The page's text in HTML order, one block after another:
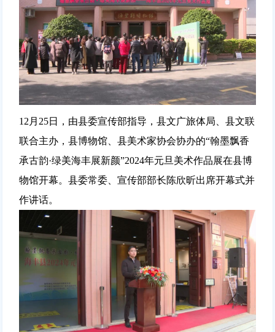
12月25日，由县委宣传部指导，县文广旅体局、县文联
联合主办，县博物馆、县美术家协会协办的“翰墨飘香
承古韵·绿美海丰展新颜”2024年元旦美术作品展在县博
物馆开幕。县委常委、宣传部部长陈欣昕出席开幕式并
作讲话。